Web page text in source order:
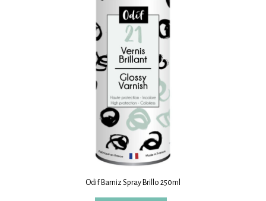
Odif Barniz Spray Brillo 250ml